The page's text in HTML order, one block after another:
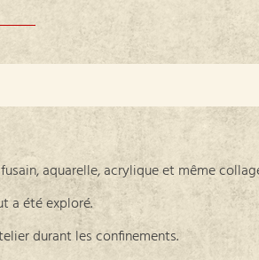
aquarelle, acrylique et même
a été exploré.
durant les confinements.